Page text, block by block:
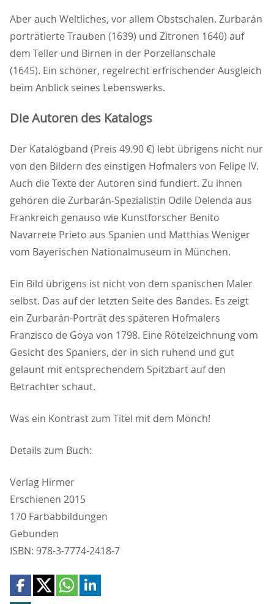
Aber auch Weltliches, vor allem Obstschalen. Zurbarán
porträtierte Trauben (1639) und Zitronen 1640) auf
dem Teller und Birnen in der Porzellanschale
(1645). Ein schöner, regelrecht erfrischender Ausgleich
beim Anblick seines Lebenswerks.
Die Autoren des Katalogs
Der Katalogband (Preis 49.90 €) lebt übrigens nicht nur
von den Bildern des einstigen Hofmalers von Felipe IV.
Auch die Texte der Autoren sind fundiert. Zu ihnen
gehören die Zurbarán-Spezialistin Odile Delenda aus
Frankreich genauso wie Kunstforscher Benito
Navarrete Prieto aus Spanien und Matthias Weniger
vom Bayerischen Nationalmuseum in München.
Ein Bild übrigens ist nicht von dem spanischen Maler
selbst. Das auf der letzten Seite des Bandes. Es zeigt
ein Zurbarán-Porträt des späteren Hofmalers
Franzisco de Goya von 1798. Eine Rötelzeichnung vom
Gesicht des Spaniers, der in sich ruhend und gut
gelaunt mit entsprechendem Spitzbart auf den
Betrachter schaut.
Was ein Kontrast zum Titel mit dem Mönch!
Details zum Buch:
Verlag Hirmer
Erschienen 2015
170 Farbabbildungen
Gebunden
ISBN: 978-3-7774-2418-7